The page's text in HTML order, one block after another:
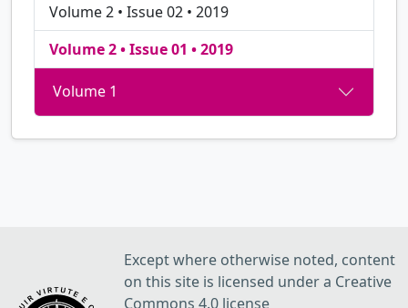
Volume 2 • Issue 02 • 2019
Volume 2 • Issue 01 • 2019
Volume 1
Except where otherwise noted, content
on this site is licensed under a Creative
Commons 4.0 license